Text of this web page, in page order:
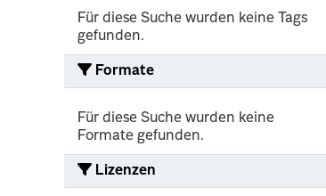
Für diese Suche wurden keine Tags
gefunden.
Formate
Für diese Suche wurden keine
Formate gefunden.
Lizenzen